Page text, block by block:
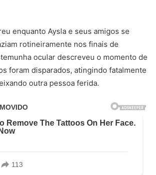
enquanto Aysla e seus amigos se
rotineiramente nos finais de
ocular descreveu o momento de
foram disparados, atingindo fatalmente
outra pessoa ferida.